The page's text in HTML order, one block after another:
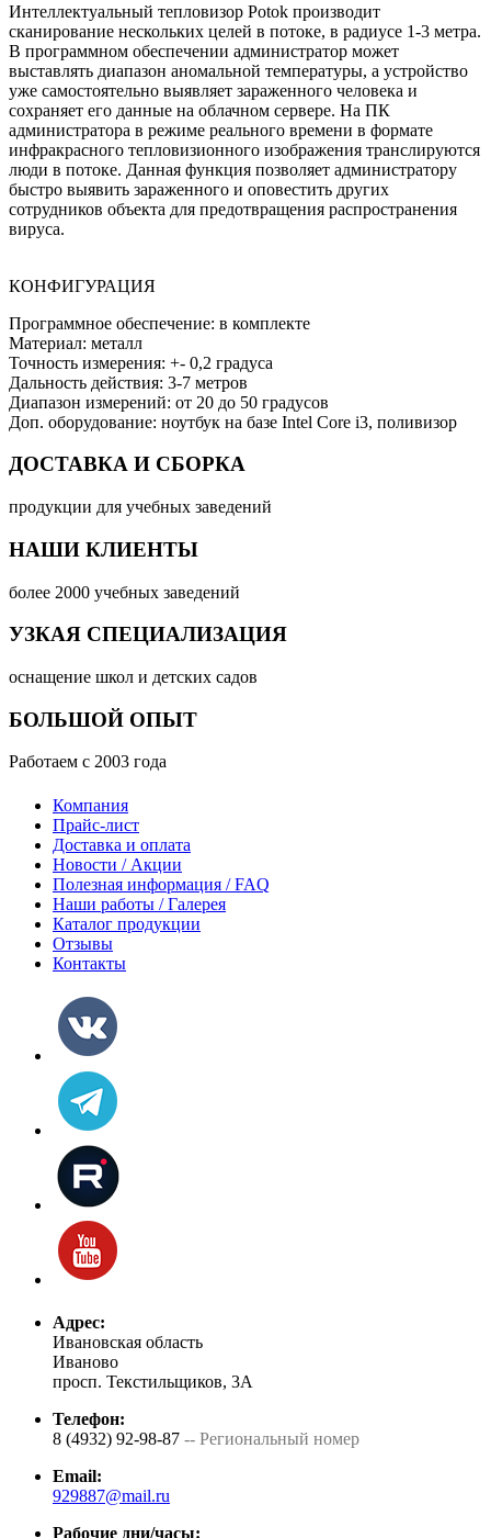
Интеллектуальный тепловизор Potok производит
сканирование нескольких целей в потоке, в радиусе 1-3 метра.
В программном обеспечении администратор может
выставлять диапазон аномальной температуры, а устройство
уже самостоятельно выявляет зараженного человека и
сохраняет его данные на облачном сервере. На ПК
администратора в режиме реального времени в формате
инфракрасного тепловизионного изображения транслируются
люди в потоке. Данная функция позволяет администратору
быстро выявить зараженного и оповестить других
сотрудников объекта для предотвращения распространения
вируса.
КОНФИГУРАЦИЯ
Программное обеспечение: в комплекте
Материал: металл
Точность измерения: +- 0,2 градуса
Дальность действия: 3-7 метров
Диапазон измерений: от 20 до 50 градусов
Доп. оборудование: ноутбук на базе Intel Core i3, поливизор
ДОСТАВКА И СБОРКА
продукции для учебных заведений
НАШИ КЛИЕНТЫ
более 2000 учебных заведений
УЗКАЯ СПЕЦИАЛИЗАЦИЯ
оснащение школ и детских садов
БОЛЬШОЙ ОПЫТ
Работаем с 2003 года
Компания
Прайс-лист
Доставка и оплата
Новости / Акции
Полезная информация / FAQ
Наши работы / Галерея
Каталог продукции
Отзывы
Контакты
Адрес:
Ивановская область
Иваново
просп. Текстильщиков, 3А
Телефон:
8 (4932) 92-98-87 -- Региональный номер
Email:
929887@mail.ru
Рабочие дни/часы: